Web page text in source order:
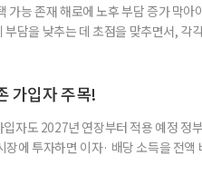
가능 존재 해로에 노후 부담 증가 막아
담을 낮추는 데 초점을 맞추면서, 각
가진 것으로 보지만, 실제 이혼해 주거
가입자 주목!
자도 2027년 연장부터 적용 예정 정
에 투자하면 이자· 배당 소득을 전액